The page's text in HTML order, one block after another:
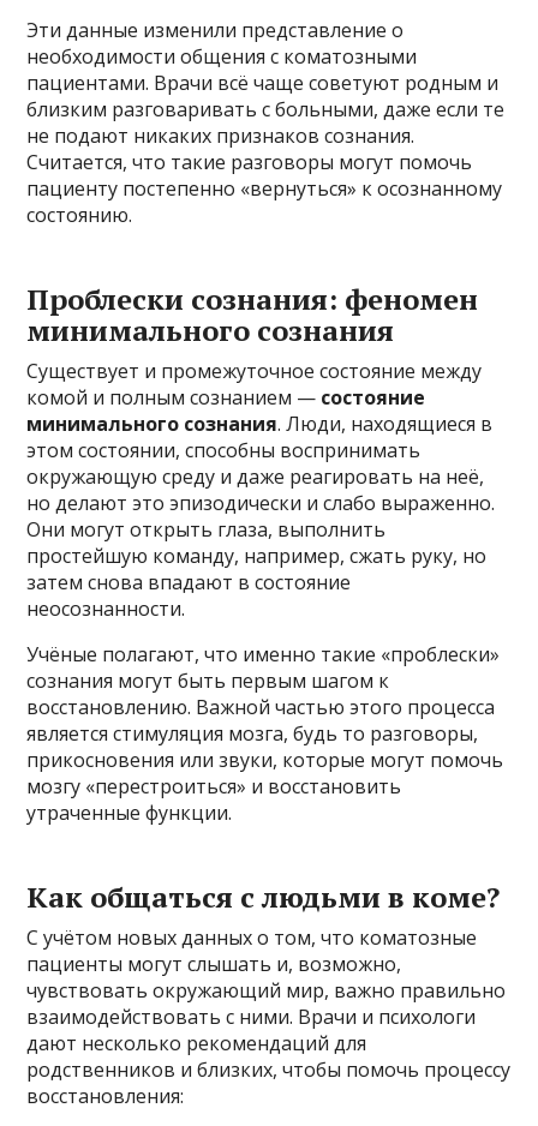
Эти данные изменили представление о
необходимости общения с коматозными
пациентами. Врачи всё чаще советуют родным и
близким разговаривать с больными, даже если те
не подают никаких признаков сознания.
Считается, что такие разговоры могут помочь
пациенту постепенно «вернуться» к осознанному
состоянию.
Проблески сознания: феномен
минимального сознания
Существует и промежуточное состояние между
комой и полным сознанием — состояние
минимального сознания. Люди, находящиеся в
этом состоянии, способны воспринимать
окружающую среду и даже реагировать на неё,
но делают это эпизодически и слабо выраженно.
Они могут открыть глаза, выполнить
простейшую команду, например, сжать руку, но
затем снова впадают в состояние
неосознанности.
Учёные полагают, что именно такие «проблески»
сознания могут быть первым шагом к
восстановлению. Важной частью этого процесса
является стимуляция мозга, будь то разговоры,
прикосновения или звуки, которые могут помочь
мозгу «перестроиться» и восстановить
утраченные функции.
Как общаться с людьми в коме?
С учётом новых данных о том, что коматозные
пациенты могут слышать и, возможно,
чувствовать окружающий мир, важно правильно
взаимодействовать с ними. Врачи и психологи
дают несколько рекомендаций для
родственников и близких, чтобы помочь процессу
восстановления: